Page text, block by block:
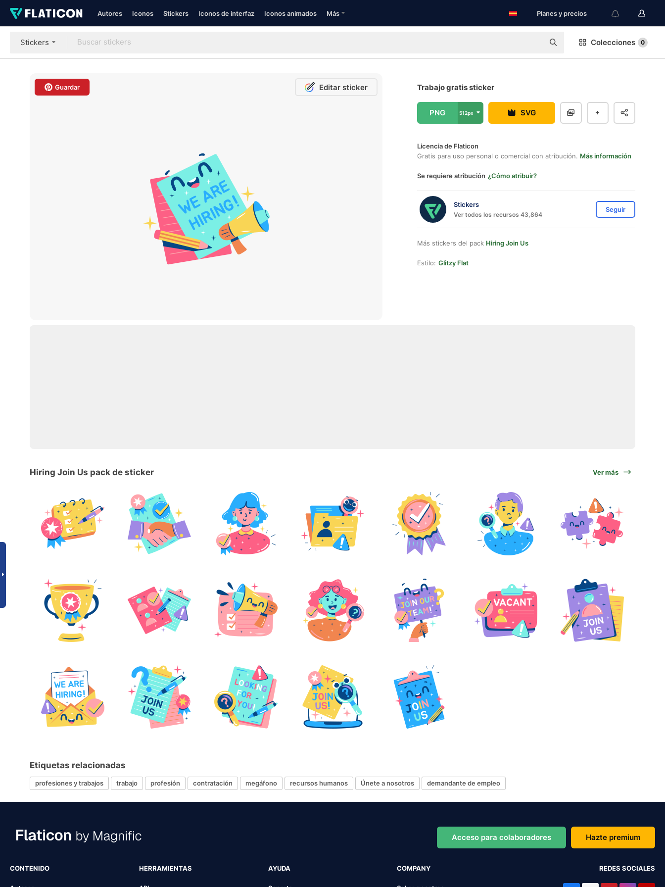
Autores Iconos Stickers Iconos de interfaz Iconos animados Más Planes y precios
Stickers Colecciones 0
Guardar Editar sticker Trabajo gratis sticker
PNG 512px SVG
Licencia de Flaticon
Gratis para uso personal o comercial con atribución. Más información
Se requiere atribución ¿Cómo atribuir?
Stickers
Ver todos los recursos 43,864
Seguir
Más stickers del pack Hiring Join Us
Estilo: Glitzy Flat
Hiring Join Us pack de sticker Ver más
Etiquetas relacionadas
profesiones y trabajos trabajo profesión contratación megáfono recursos humanos Únete a nosotros demandante de empleo
Acceso para colaboradores Hazte premium
CONTENIDO HERRAMIENTAS AYUDA COMPANY REDES SOCIALES